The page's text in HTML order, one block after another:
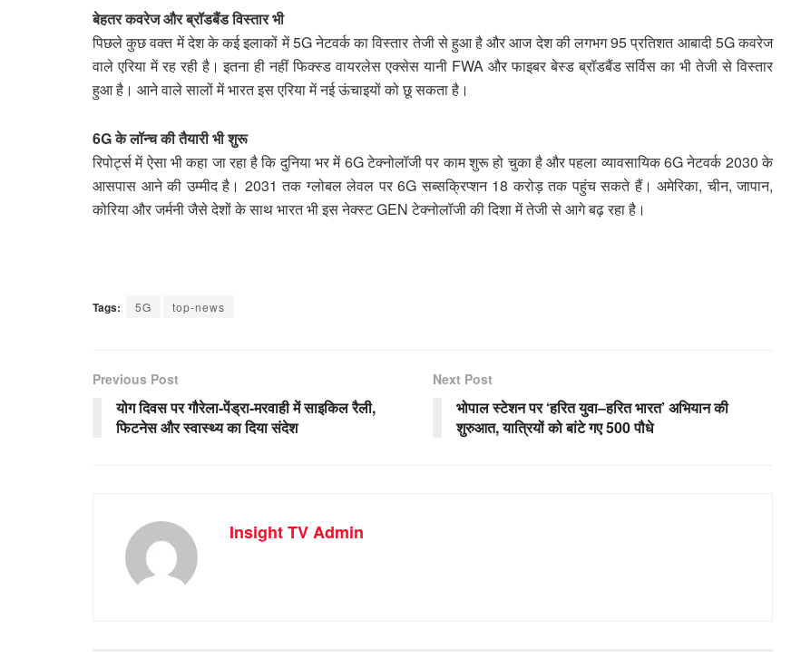
बेहतर कवरेज और ब्रॉडबैंड विस्तार भी
पिछले कुछ वक्त में देश के कई इलाकों में 5G नेटवर्क का विस्तार तेजी से हुआ है और आज देश की लगभग 95 प्रतिशत आबादी 5G कवरेज
वाले एरिया में रह रही है। इतना ही नहीं फिक्स्ड वायरलेस एक्सेस यानी FWA और फाइबर बेस्ड ब्रॉडबैंड सर्विस का भी तेजी से विस्तार
हुआ है। आने वाले सालों में भारत इस एरिया में नई ऊंचाइयों को छू सकता है।
6G के लॉन्च की तैयारी भी शुरू
रिपोर्ट्स में ऐसा भी कहा जा रहा है कि दुनिया भर में 6G टेक्नोलॉजी पर काम शुरू हो चुका है और पहला व्यावसायिक 6G नेटवर्क 2030 के
आसपास आने की उम्मीद है। 2031 तक ग्लोबल लेवल पर 6G सब्सक्रिप्शन 18 करोड़ तक पहुंच सकते हैं। अमेरिका, चीन, जापान,
कोरिया और जर्मनी जैसे देशों के साथ भारत भी इस नेक्स्ट GEN टेक्नोलॉजी की दिशा में तेजी से आगे बढ़ रहा है।
Tags: 5G top-news
Previous Post
योग दिवस पर गौरेला-पेंड्रा-मरवाही में साइकिल रैली,
फिटनेस और स्वास्थ्य का दिया संदेश
Next Post
भोपाल स्टेशन पर ‘हरित युवा–हरित भारत’ अभियान की
शुरुआत, यात्रियों को बांटे गए 500 पौधे
Insight TV Admin